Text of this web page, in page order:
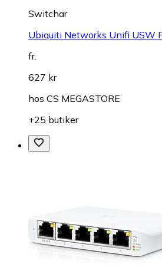
Switchar
Ubiquiti Networks Unifi USW
fr.
627 kr
hos CS MEGASTORE
+25 butiker